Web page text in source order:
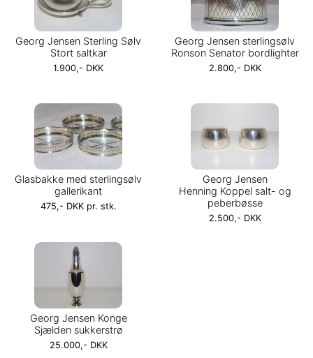
Georg Jensen Sterling Sølv
Stort saltkar
1.900,- DKK
Georg Jensen sterlingsølv
Ronson Senator bordlighter
2.800,- DKK
Glasbakke med sterlingsølv
gallerikant
475,- DKK pr. stk.
Georg Jensen
Henning Koppel salt- og
peberbøsse
2.500,- DKK
Georg Jensen Konge
Sjælden sukkerstrø
25.000,- DKK